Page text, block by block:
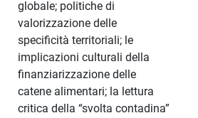
globale; politiche di
valorizzazione delle
specificità territoriali; le
implicazioni culturali della
finanziarizzazione delle
catene alimentari; la lettura
critica della “svolta contadina”